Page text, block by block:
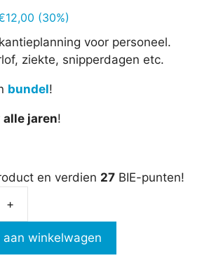
is:
€27,00.
12,00 (30%)
voor personeel.
ziekte, snipperdagen etc.
bundel!
alle jaren!
en verdien 27 BIE-punten!
aantal
+
aan winkelwagen